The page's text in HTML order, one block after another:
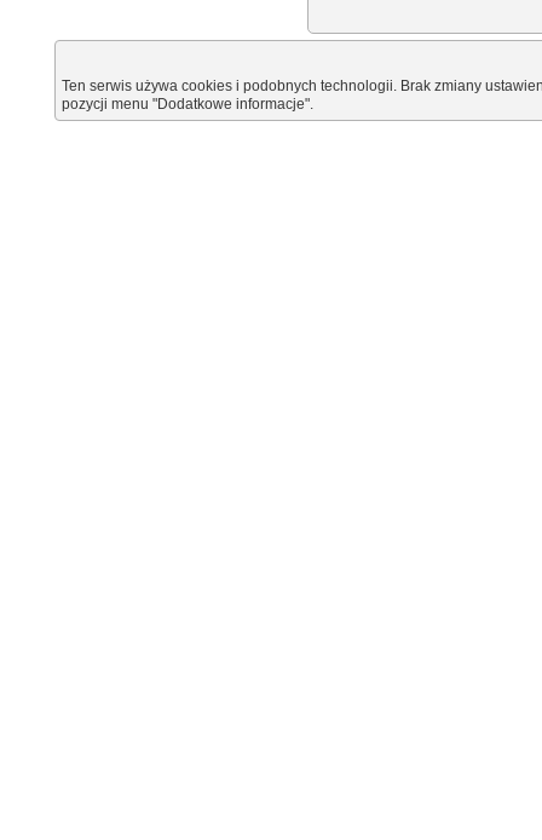
Ten serwis używa cookies i podobnych technologii. Brak zmiany
pozycji menu "Dodatkowe informacje".